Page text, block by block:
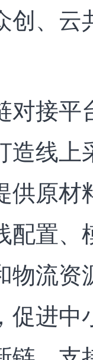
创、云
对接
造线上
供原材
配置、
物流资
促进中